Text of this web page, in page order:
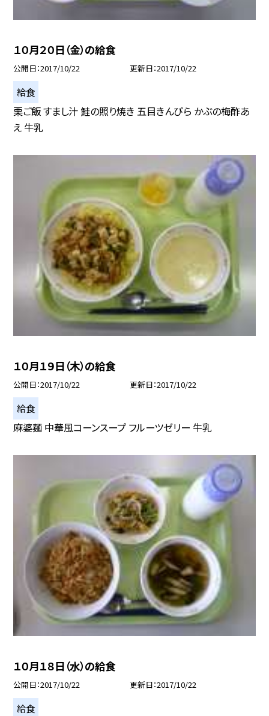
１０月２０日（金）の給食
公開日 2017/10/22 更新日 2017/10/22
給食
栗ご飯 すまし汁 鮭の照り焼き 五目きんぴら かぶの梅酢あ
え 牛乳
１０月１９日（木）の給食
公開日 2017/10/22 更新日 2017/10/22
給食
麻婆麺 中華風コーンスープ フルーツゼリー 牛乳
１０月１８日（水）の給食
公開日 2017/10/22 更新日 2017/10/22
給食